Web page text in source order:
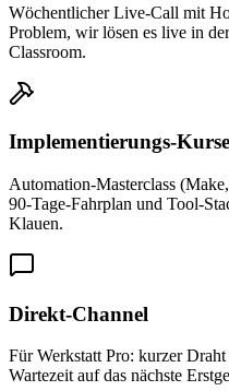
Wöchentlicher Live-Call mit
Problem, wir lösen es live in
Classroom.
Implementierungs-Kurse
Automation-Masterclass
90-Tage-Fahrplan und Tool-
Klauen.
Direkt-Channel
Für Werkstatt Pro: kurzer
Wartezeit auf das nächste